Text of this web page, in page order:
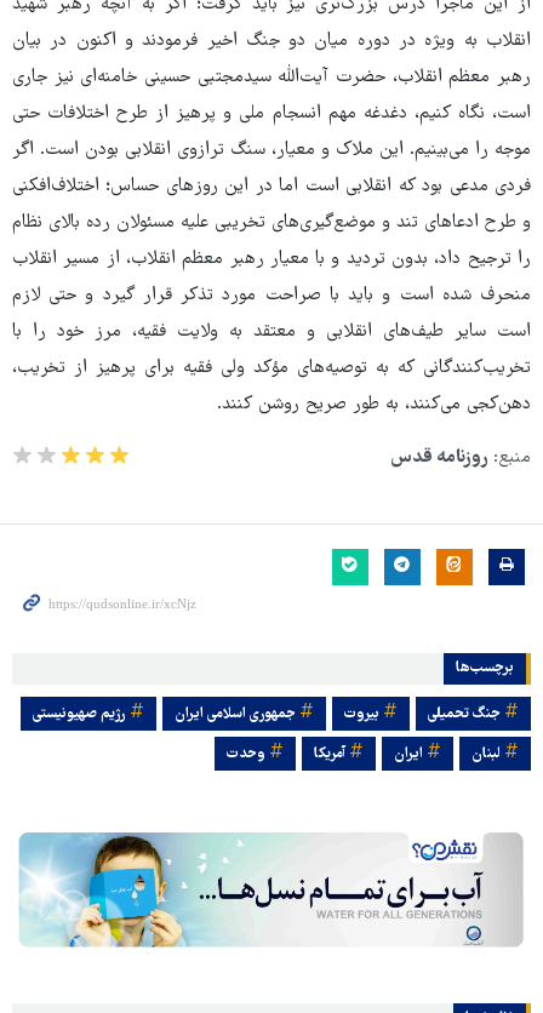
انقلاب به ویژه در دوره میان دو جنگ اخیر فرمودند و اکنون در بیان
رهبر معظم انقلاب، حضرت آیت‌الله سیدمجتبی حسینی خامنه‌ای نیز جاری
است، نگاه کنیم، دغدغه مهم انسجام ملی و پرهیز از طرح اختلافات حتی
موجه را می‌بینیم. این ملاک و معیار، سنگ ترازوی انقلابی بودن است. اگر
فردی مدعی بود که انقلابی است اما در این روزهای حساس؛ اختلاف‌افکنی
و طرح ادعاهای تند و موضع‌گیری‌های تخریبی علیه مسئولان رده بالای نظام
را ترجیح داد، بدون تردید و با معیار رهبر معظم انقلاب، از مسیر انقلاب
منحرف شده است و باید با صراحت مورد تذکر قرار گیرد و حتی لازم
است سایر طیف‌های انقلابی و معتقد به ولایت فقیه، مرز خود را با
تخریب‌کنندگانی که به توصیه‌های مؤکد ولی فقیه برای پرهیز از تخریب،
دهن‌کجی می‌کنند، به طور صریح روشن کنند.
منبع: روزنامه قدس
برچسب‌ها
جنگ تحمیلی بیروت جمهوری اسلامی ایران
رژیم صهیونیستی
لبنان
ایران آمریکا وحدت